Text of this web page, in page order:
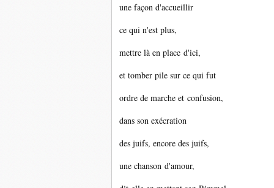
une façon d'accueillir
ce qui n'est plus,
mettre là en place d'ici,
et tomber pile sur ce qui fut
ordre de marche et confusion,
dans son exécration
des juifs, encore des juifs,
une chanson d'amour,